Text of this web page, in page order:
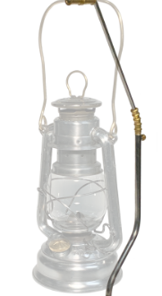
月12日年末年始休業のお知らせ